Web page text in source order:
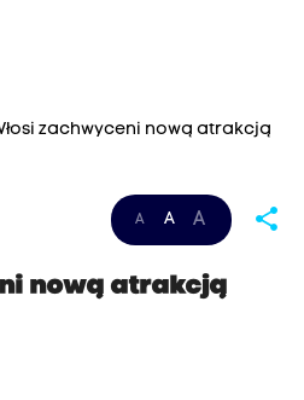
zachwyceni nową atrakcją
A A A share
nową atrakcją